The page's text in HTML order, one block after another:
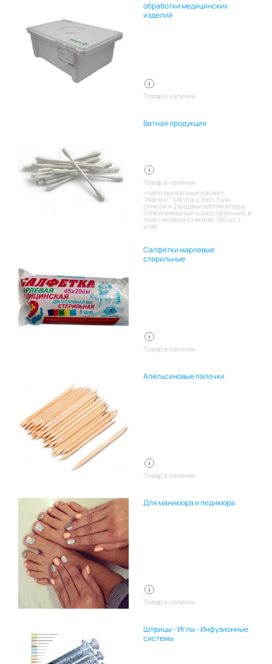
обработки медицинских
изделий
Товар в наличии
Ватная продукция
Товар в наличии:
палочки ватные космет.
"maneki" sakura, с бел. бум.
стиком и 2 видами аппликатора:
спиралевидный и заостренный, в
пластиковом стакане, 150 шт./
упак
Салфетки марлевые
стерильные
Товар в наличии
Апельсиновые палочки
Товар в наличии
Для маникюра и педикюра
Товар в наличии
Шприцы - Иглы - Инфузионные
системы